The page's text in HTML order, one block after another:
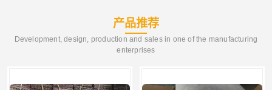
产品推荐
Development, design, production and sales in one of the manufacturing
enterprises